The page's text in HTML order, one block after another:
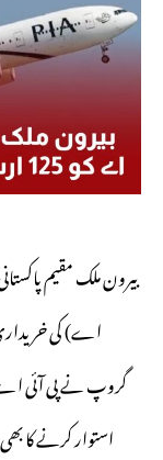
بیرون ملک مقیم
گروپ نے پی آئی اے
استوار کرنے کا